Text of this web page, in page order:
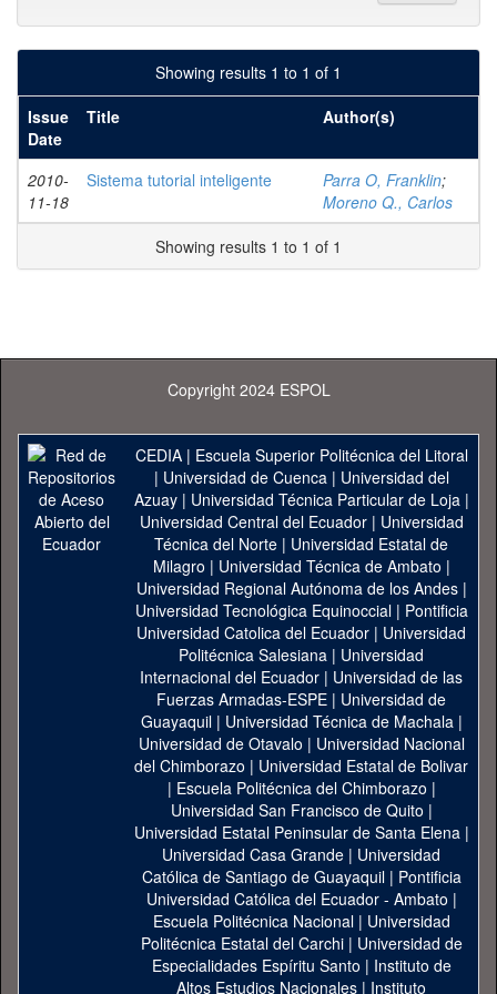
Showing results 1 to 1 of 1
Issue
Date
Title Author(s)
2010-
11-18
Sistema tutorial inteligente Parra O, Franklin;
Moreno Q., Carlos
Showing results 1 to 1 of 1
Copyright 2024 ESPOL
CEDIA| Escuela Superior Politécnica del Litoral
| Universidad de Cuenca| Universidad del
Azuay| Universidad Técnica Particular de Loja|
Universidad Central del Ecuador| Universidad
Técnica del Norte | Universidad Estatal de
Milagro | Universidad Técnica de Ambato |
Universidad Regional Autónoma de los Andes|
Universidad Tecnológica Equinoccial| Pontificia
Universidad Catolica del Ecuador | Universidad
Politécnica Salesiana | Universidad
Internacional del Ecuador | Universidad de las
Fuerzas Armadas-ESPE | Universidad de
Guayaquil| Universidad Técnica de Machala|
Universidad de Otavalo | Universidad Nacional
del Chimborazo | Universidad Estatal de Bolivar
| Escuela Politécnica del Chimborazo |
Universidad San Francisco de Quito |
Universidad Estatal Peninsular de Santa Elena|
Universidad Casa Grande | Universidad
Católica de Santiago de Guayaquil| Pontificia
Universidad Católica del Ecuador - Ambato |
Escuela Politécnica Nacional| Universidad
Politécnica Estatal del Carchi| Universidad de
Especialidades Espíritu Santo | Instituto de
Altos Estudios Nacionales | Instituto